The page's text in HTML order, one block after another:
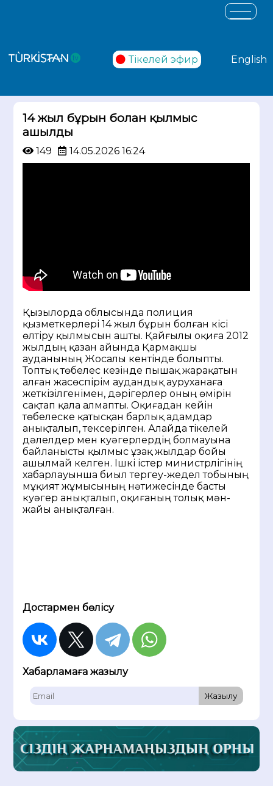
Тікелей эфир English
14 жыл бұрын болған қылмыс
ашылды
149 14.05.2026 16:24
Қызылорда облысында полиция
қызметкерлері 14 жыл бұрын болған кісі
өлтіру қылмысын ашты. Қайғылы оқиға 2012
жылдың қазан айында Қармақшы
ауданының Жосалы кентінде болыпты.
Топтық төбелес кезінде пышақ жарақатын
алған жасөспірім аудандық ауруханаға
жеткізілгенімен, дәрігерлер оның өмірін
сақтап қала алмапты. Оқиғадан кейін
төбелеске қатысқан барлық адамдар
анықталып, тексерілген. Алайда тікелей
дәлелдер мен куәгерлердің болмауына
байланысты қылмыс ұзақ жылдар бойы
ашылмай келген. Ішкі істер министрлігінің
хабарлауынша биыл тергеу-жедел тобының
мұқият жұмысының нәтижесінде басты
куәгер анықталып, оқиғаның толық мән-
жайы анықталған.
Достармен бөлісу
Хабарламаға жазылу
Жазылу